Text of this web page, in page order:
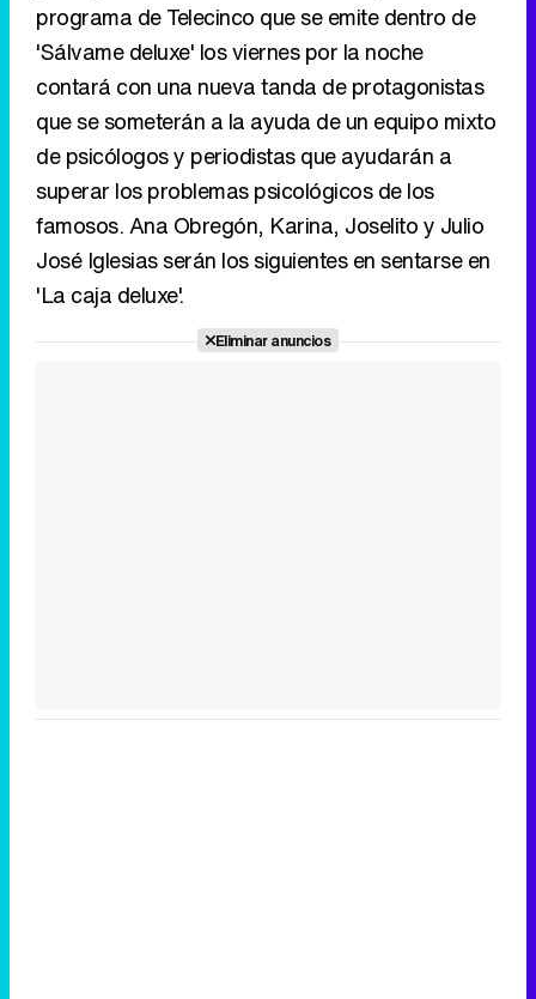
programa de Telecinco que se emite dentro de
'Sálvame deluxe' los viernes por la noche
contará con una nueva tanda de protagonistas
que se someterán a la ayuda de un equipo mixto
de psicólogos y periodistas que ayudarán a
superar los problemas psicológicos de los
famosos. Ana Obregón, Karina, Joselito y Julio
José Iglesias serán los siguientes en sentarse en
'La caja deluxe'.
Eliminar anuncios